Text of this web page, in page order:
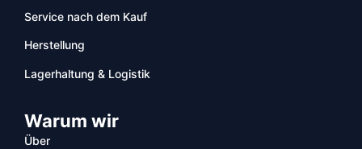
Service nach dem Kauf
Herstellung
Lagerhaltung & Logistik
Warum wir
Über